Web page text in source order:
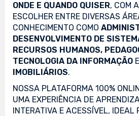
ONDE E QUANDO QUISER, COM
ESCOLHER ENTRE DIVERSAS
CONHECIMENTO COMO
DESENVOLVIMENTO DE
RECURSOS HUMANOS,
TECNOLOGIA DA INFORMAÇÃO E
IMOBILIÁRIOS.
NOSSA PLATAFORMA 100%
UMA EXPERIÊNCIA DE
INTERATIVA E ACESSÍVEL, IDEAL